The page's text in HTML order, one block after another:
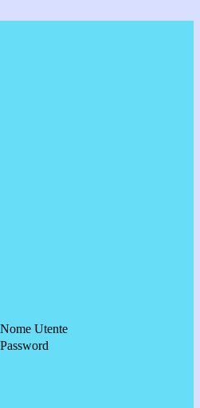
Nome Utente
Password